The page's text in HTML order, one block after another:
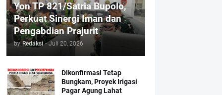
Yon TP 821/Satria Bupolo,
Perkuat Sinergi Iman dan
Pengabdian Prajurit
by Redaksi - Juli 20, 2026
Dikonfirmasi Tetap
Bungkam, Proyek Irigasi
Pagar Agung Lahat